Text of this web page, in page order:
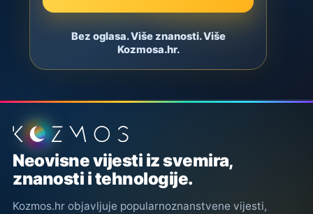
Bez oglasa. Više znanosti. Više
Kozmosa.hr.
Podnožje stranice
Neovisne vijesti iz svemira,
znanosti i tehnologije.
Kozmos.hr objavljuje popularnoznanstvene vijesti,